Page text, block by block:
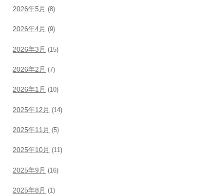
2026年5月 (8)
2026年4月 (9)
2026年3月 (15)
2026年2月 (7)
2026年1月 (10)
2025年12月 (14)
2025年11月 (5)
2025年10月 (11)
2025年9月 (16)
2025年8月 (1)